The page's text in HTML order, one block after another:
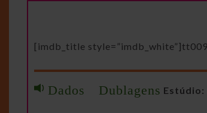
[imdb_title
Dados Dublagens Estúdio: